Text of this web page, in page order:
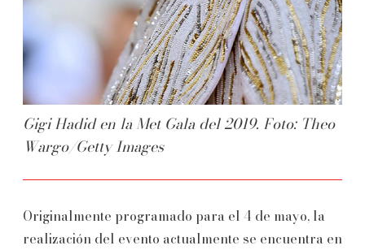
Gigi Hadid en la Met Gala del 2019. Foto: Theo
Wargo/Getty Images
Originalmente programado para el 4 de mayo, la
realización del evento actualmente se encuentra en